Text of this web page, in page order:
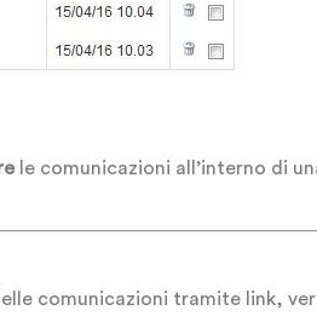
le comunicazioni all’interno di
comunicazioni tramite link,